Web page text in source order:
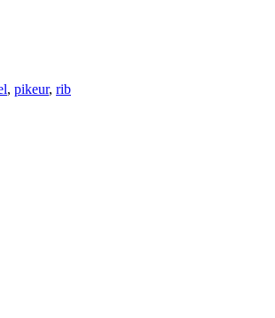
, pikeur, rib